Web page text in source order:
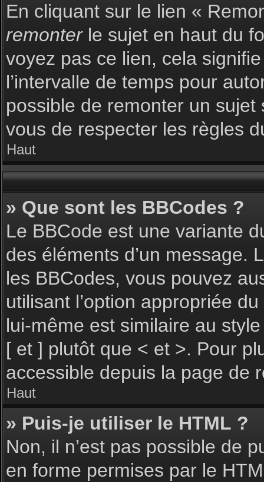
En cliquant sur le lien «
remonterle sujet en haut du
voyez pas ce lien, cela
l’intervalle de temps pour
possible de remonter un
vous de respecter les règles
Haut
» Que sont les BBCodes ?
Le BBCode est une variante
des éléments d’un message.
les BBCodes, vous pouvez
utilisant l’option appropriée
lui-même est similaire au
[ et ] plutôt que < et >. Pour
accessible depuis la page de
Haut
» Puis-je utiliser le HTML ?
Non, il n’est pas possible de
en forme permises par le